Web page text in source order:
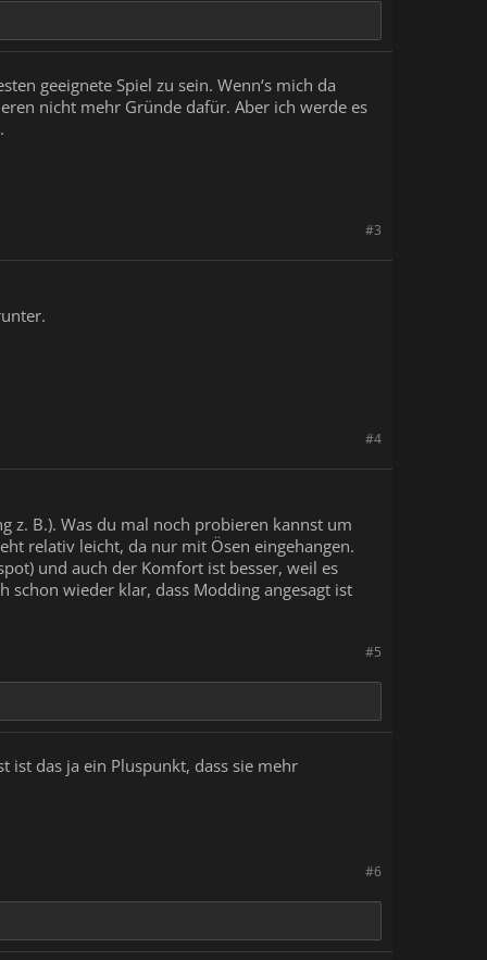
geeignete Spiel zu sein. Wenn‘s mich da
nicht mehr Gründe dafür. Aber ich werde es
#3
#4
z. B.). Was du mal noch probieren kannst um
relativ leicht, da nur mit Ösen eingehangen.
und auch der Komfort ist besser, weil es
wieder klar, dass Modding angesagt ist
#5
ist das ja ein Pluspunkt, dass sie mehr
#6